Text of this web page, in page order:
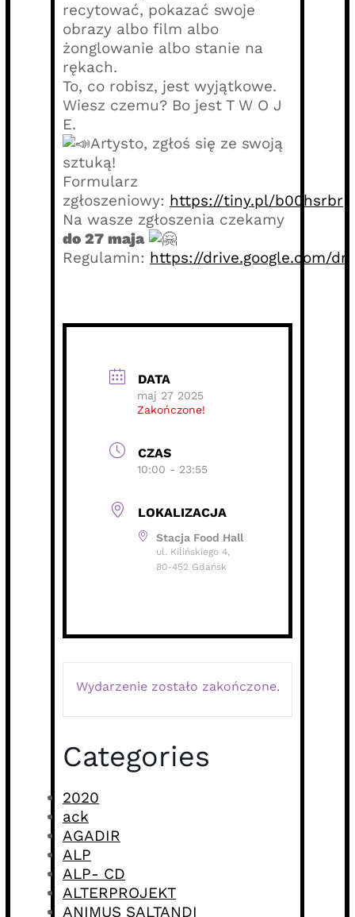
recytować, pokazać swoje
obrazy albo film albo
żonglowanie albo stanie na
rękach.
To, co robisz, jest wyjątkowe.
Wiesz czemu? Bo jest T W O J
E.
Artysto, zgłoś się ze swoją
sztuką!
Formularz
zgłoszeniowy: https://tiny.pl/b00hsrbr
Na wasze zgłoszenia czekamy
do 27 maja
Regulamin: https://drive.google.com/
DATA
maj 27 2025
Zakończone!
CZAS
10:00 - 23:55
LOKALIZACJA
Stacja Food Hall
ul. Kilińskiego 4,
80-452 Gdańsk
Wydarzenie zostało zakończone.
Categories
2020
ack
AGADIR
ALP
ALP- CD
ALTERPROJEKT
ANIMUS SALTANDI